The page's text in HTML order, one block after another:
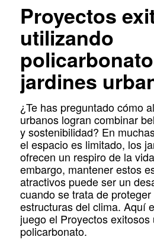
Proyectos
utilizando
jardines
¿Te has preguntado cómo
urbanos logran combinar
y sostenibilidad? En
el espacio es limitado, los
ofrecen un respiro de la
embargo, mantener estos
atractivos puede ser un
cuando se trata de
estructuras del clima. Aquí
juego el Proyectos exitosos
policarbonato.